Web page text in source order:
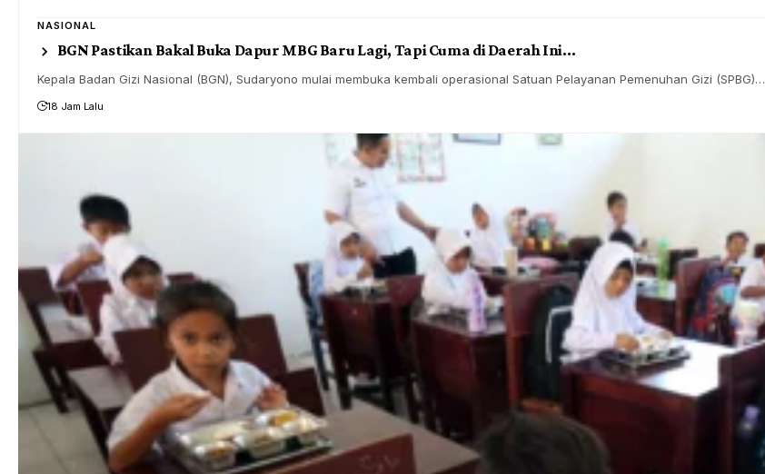
NASIONAL
BGN Pastikan Bakal Buka Dapur MBG Baru Lagi, Tapi Cuma di Daerah Ini…
Kepala Badan Gizi Nasional (BGN), Sudaryono mulai membuka kembali operasional Satuan Pelayanan Pemenuhan Gizi (SPBG)…
18 Jam Lalu